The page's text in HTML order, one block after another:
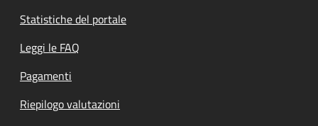
Statistiche del portale
Leggi le FAQ
Pagamenti
Riepilogo valutazioni